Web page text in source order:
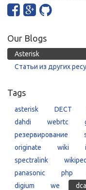
Our Blogs
Asterisk
Статьи из других
Tags
asterisk DECT
dahdi
webrtc
резервирование
originate
wiki
spectralink
panasonic
php
digium
we